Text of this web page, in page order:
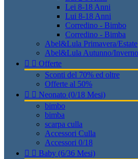
Lei 8-18 Anni
Lui 8-18 Anni
Corredino - Bimbo
Corredino - Bimba
Abel&Lula Primavera/Estate
Abel&Lula Autunno/Inverno
  Offerte
Sconti del 70% ed oltre
Offerte al 50%
  Neonato (0/18 Mesi)
bimbo
bimba
scarpa culla
Accessori Culla
Accessori 0/18
  Baby (6/36 Mesi)